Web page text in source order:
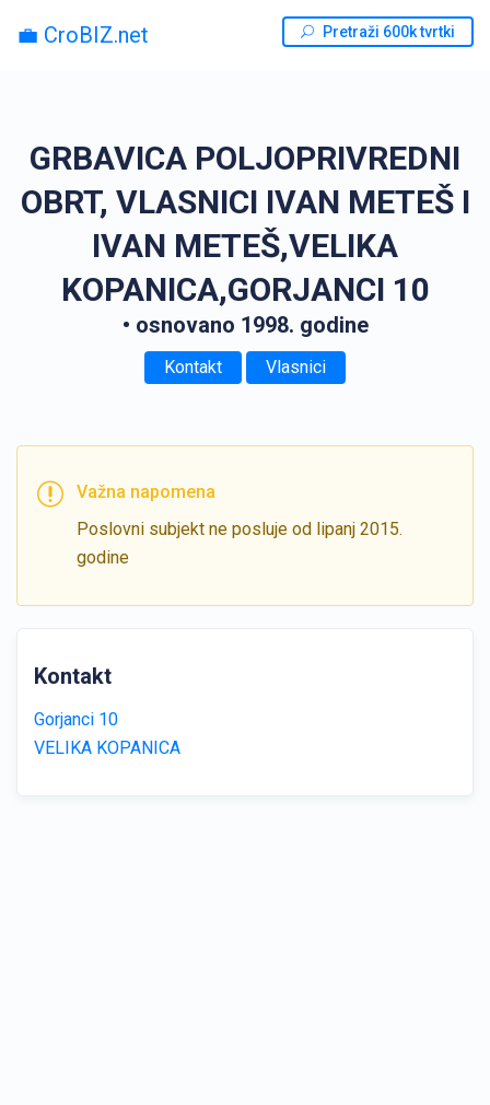
💼 CroBIZ.net Pretraži 600k tvrtki
GRBAVICA POLJOPRIVREDNI
OBRT, VLASNICI IVAN METEŠ I
IVAN METEŠ,VELIKA
KOPANICA,GORJANCI 10
• osnovano 1998. godine
Kontakt Vlasnici
Važna napomena
Poslovni subjekt ne posluje od lipanj 2015.
godine
Kontakt
Gorjanci 10
VELIKA KOPANICA